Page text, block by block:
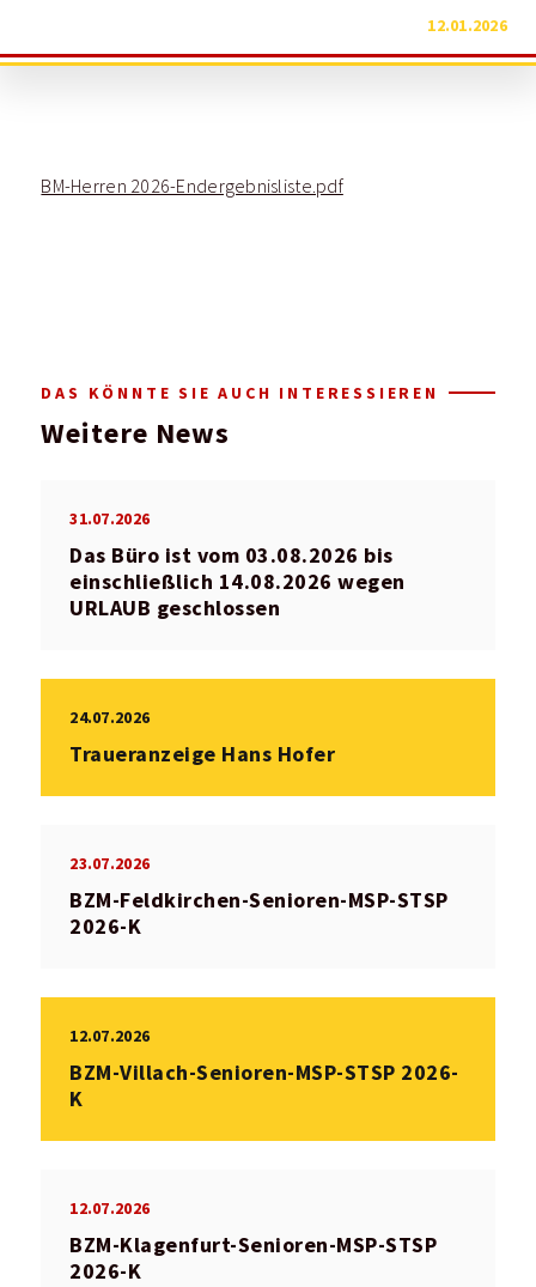
12.01.2026
BM-Herren 2026-Endergebnisliste.pdf
DAS KÖNNTE SIE AUCH INTERESSIEREN
Weitere News
31.07.2026
Das Büro ist vom 03.08.2026 bis
einschließlich 14.08.2026 wegen
URLAUB geschlossen
24.07.2026
Traueranzeige Hans Hofer
23.07.2026
BZM-Feldkirchen-Senioren-MSP-STSP
2026-K
12.07.2026
BZM-Villach-Senioren-MSP-STSP 2026-
K
12.07.2026
BZM-Klagenfurt-Senioren-MSP-STSP
2026-K